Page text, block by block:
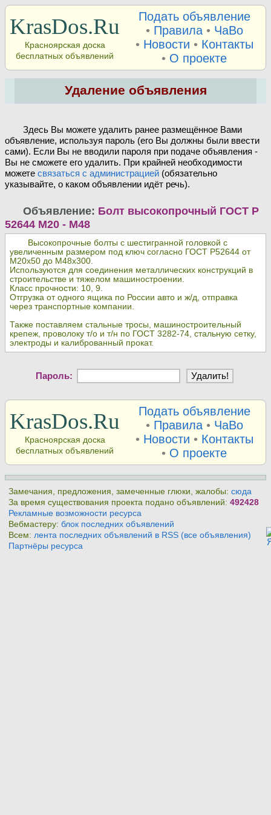
KrasDos.Ru
Красноярская доска
бесплатных объявлений
Подать объявление
• Правила• ЧаВо
• Новости • Контакты
• О проекте
Удаление объявления
Здесь Вы можете удалить ранее размещённое Вами
объявление, используя пароль (его Вы должны были ввести
сами). Если Вы не вводили пароля при подаче объявления -
Вы не сможете его удалить. При крайней необходимости
можете связаться с администрацией(обязательно
указывайте, о каком объявлении идёт речь).
Объявление: Болт высокопрочный ГОСТ Р
52644 М20 - М48
Высокопрочные болты с шестигранной головкой с
увеличенным размером под ключ согласно ГОСТ Р52644 от
М20х50 до М48х300.
Используются для соединения металлических конструкций в
строительстве и тяжелом машиностроении.
Класс прочности: 10, 9.
Отгрузка от одного ящика по России авто и ж/д, отправка
через транспортные компании.
Также поставляем стальные тросы, машиностроительный
крепеж, проволоку т/о и т/н по ГОСТ 3282-74, стальную сетку,
электроды и калиброванный прокат.
Пароль:
KrasDos.Ru
Красноярская доска
бесплатных объявлений
Подать объявление
• Правила• ЧаВо
• Новости • Контакты
• О проекте
Замечания, предложения, замеченные глюки, жалобы:сюда
За время существования проекта подано объявлений:492428
Рекламные возможности ресурса
Вебмастеру:блок последних объявлений
Всем:лента последних объявлений в RSS (все объявления)
Партнёры ресурса